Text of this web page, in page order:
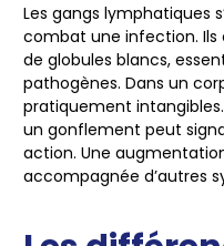
Les gangs lymphatiques
combat une infection. Ils
de globules blancs,
pathogènes. Dans un
pratiquement
un gonflement peut
action. Une
accompagnée d’autres